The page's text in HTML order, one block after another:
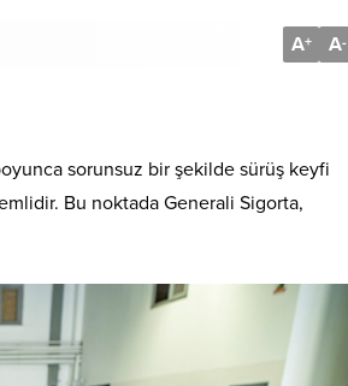
A+ A-
sorunsuz bir şekilde sürüş keyfi
Bu noktada Generali Sigorta,